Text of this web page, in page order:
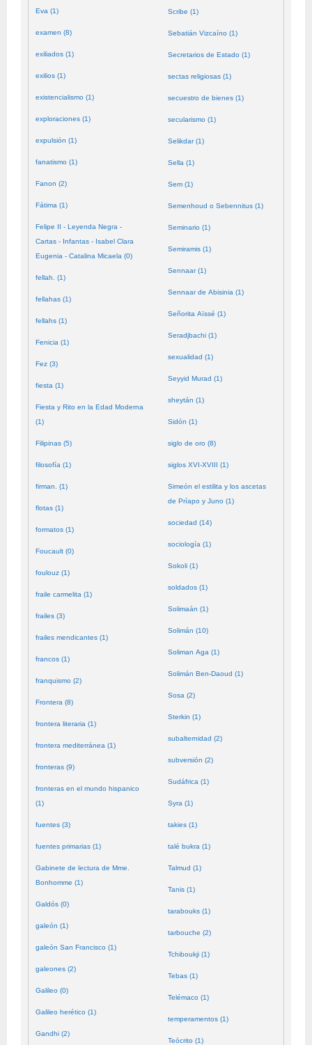
Eva (1)
examen (8)
exiliados (1)
exilios (1)
existencialismo (1)
exploraciones (1)
expulsión (1)
fanatismo (1)
Fanon (2)
Fátima (1)
Felipe II - Leyenda Negra -
Cartas - Infantas - Isabel Clara
Eugenia - Catalina Micaela (0)
fellah. (1)
fellahas (1)
fellahs (1)
Fenicia (1)
Fez (3)
fiesta (1)
Fiesta y Rito en la Edad Moderna
(1)
Filipinas (5)
filosofía (1)
firman. (1)
flotas (1)
formatos (1)
Foucault (0)
foulouz (1)
fraile carmelita (1)
frailes (3)
frailes mendicantes (1)
francos (1)
franquismo (2)
Frontera (8)
frontera literaria (1)
frontera mediterránea (1)
fronteras (9)
fronteras en el mundo hispanico
(1)
fuentes (3)
fuentes primarias (1)
Gabinete de lectura de Mme.
Bonhomme (1)
Galdós (0)
galeón (1)
galeón San Francisco (1)
galeones (2)
Galileo (0)
Galileo herético (1)
Gandhi (2)
Scribe (1)
Sebatián Vizcaíno (1)
Secretarios de Estado (1)
sectas religiosas (1)
secuestro de bienes (1)
secularismo (1)
Selikdar (1)
Sella (1)
Sem (1)
Semenhoud o Sebennitus (1)
Seminario (1)
Semiramis (1)
Sennaar (1)
Sennaar de Abisinia (1)
Señorita Aïssé (1)
Seradjbachi (1)
sexualidad (1)
Seyyid Murad (1)
sheytán (1)
Sidón (1)
siglo de oro (8)
siglos XVI-XVIII (1)
Simeón el estilita y los ascetas
de Príapo y Juno (1)
sociedad (14)
sociología (1)
Sokoli (1)
soldados (1)
Solimaán (1)
Solimán (10)
Soliman Aga (1)
Solimán Ben-Daoud (1)
Sosa (2)
Sterkin (1)
subalternidad (2)
subversión (2)
Sudáfrica (1)
Syra (1)
takies (1)
talé bukra (1)
Talmud (1)
Tanis (1)
tarabouks (1)
tarbouche (2)
Tchiboukji (1)
Tebas (1)
Telémaco (1)
temperamentos (1)
Teócrito (1)